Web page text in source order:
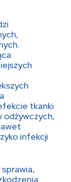
tkanki
odżywczych,
infekcji